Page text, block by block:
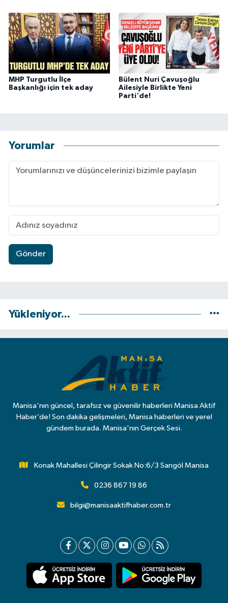
MHP Turgutlu İlçe
Başkanlığı için tek aday
Bülent Nuri Çavuşoğlu
Ailesiyle Birlikte Yeni
Parti'de!
Yorumlar
Gönder
Yükleniyor...
Manisa'nın güncel, tarafsız ve güvenilir haberleri Manisa Aktif
Haber’de! Son dakika gelişmeleri, Manisa haberleri ve yerel
gündem burada. Manisa'nın Gerçek Sesi.
Konak Mahallesi Çilingir Sokak No:6/3 Sarıgöl Manisa
0236 867 19 86
bilgi@manisaaktifhaber.com.tr